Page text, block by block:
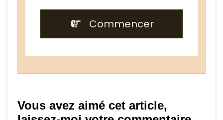
Commencer
Vous avez aimé cet article,